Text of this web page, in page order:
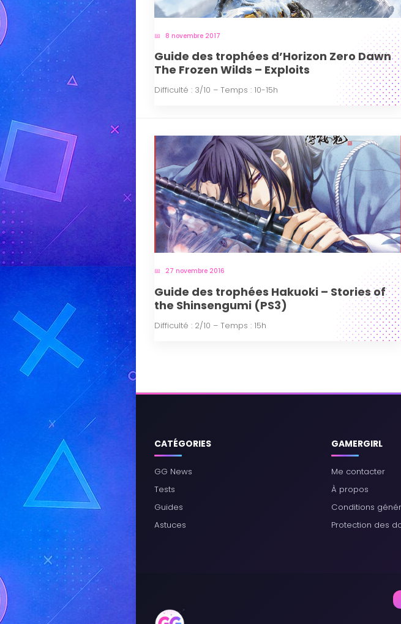
8 novembre 2017
Guide des trophées d’Horizon Zero Dawn
The Frozen Wilds – Exploits
Difficulté : 3/10 – Temps : 10-15h
27 novembre 2016
Guide des trophées Hakuoki – Stories of
the Shinsengumi (PS3)
Difficulté : 2/10 – Temps : 15h
CATÉGORIES
GG News
Tests
Guides
Astuces
GAMERGIRL
Me contacter
À propos
Conditions
Protection des